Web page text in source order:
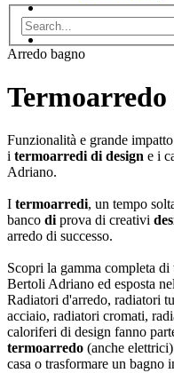
CONTATTI
Arredo bagno
Termoarredo
Funzionalità e grande
i termoarredi di design e i
Adriano.
I termoarredi, un tempo
banco diprova di creativi
arredo di successo.
Scopri la gamma completa di
Bertoli Adriano ed esposta
Radiatori d'arredo, radiatori
acciaio, radiatori cromati,
caloriferi di design fanno
termoarredo (anche
casa o trasformare un bagno